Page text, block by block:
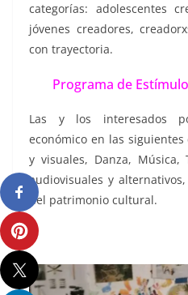
categorías: adolescentes
jóvenes creadores,
con trayectoria.
Programa de
Las y los interesados
económico en las
y visuales, Danza, Música,
audiovisuales y
del patrimonio cultural.